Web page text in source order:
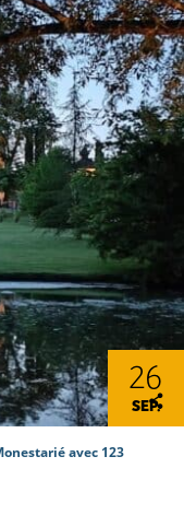
26
SEP.
avec 123